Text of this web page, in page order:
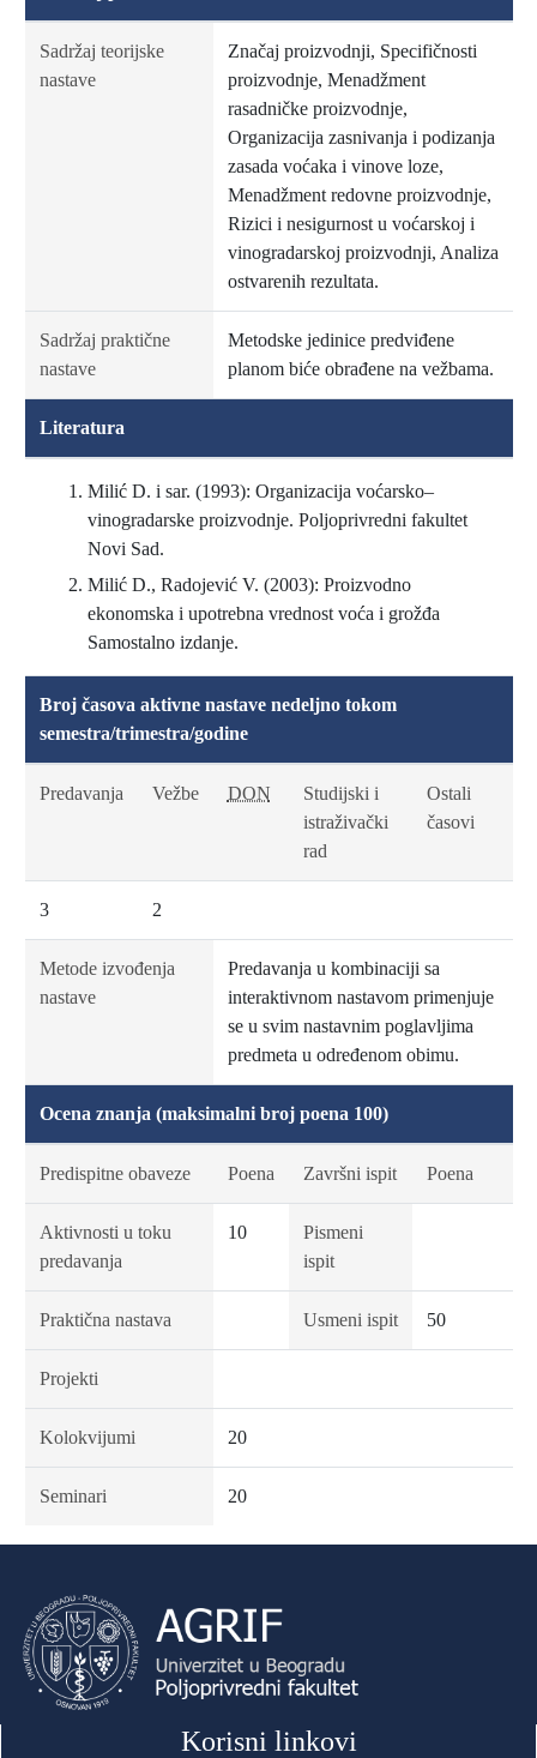
Sadržaj teorijske
nastave
Značaj proizvodnji, Specifičnosti
proizvodnje, Menadžment
rasadničke proizvodnje,
Organizacija zasnivanja i podizanja
zasada voćaka i vinove loze,
Menadžment redovne proizvodnje,
Rizici i nesigurnost u voćarskoj i
vinogradarskoj proizvodnji, Analiza
ostvarenih rezultata.
Sadržaj praktične
nastave
Metodske jedinice predviđene
planom biće obrađene na vežbama.
Literatura
Milić D. i sar. (1993): Organizacija voćarsko–
vinogradarske proizvodnje. Poljoprivredni fakultet
Novi Sad.
Milić D., Radojević V. (2003): Proizvodno
ekonomska i upotrebna vrednost voća i grožđa
Samostalno izdanje.
Broj časova aktivne nastave nedeljno tokom
semestra/trimestra/godine
Predavanja Vežbe DON
Studijski i
istraživački
rad
Ostali
časovi
3 2
Metode izvođenja
nastave
Predavanja u kombinaciji sa
interaktivnom nastavom primenjuje
se u svim nastavnim poglavljima
predmeta u određenom obimu.
Ocena znanja (maksimalni broj poena 100)
Predispitne obaveze Poena Završni ispit Poena
Aktivnosti u toku
predavanja
10
Pismeni
ispit
Praktična nastava Usmeni ispit 50
Projekti
Kolokvijumi 20
Seminari 20
Korisni linkovi